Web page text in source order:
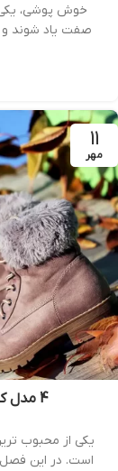
خوش پوشی، یکی
صفت یاد شوند
11
مهر
4 مدل کفش پاییزی به همراه نکات مهم خرید
یکی از محبوب
است. در این فصل